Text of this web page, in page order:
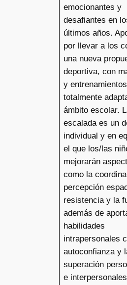
emocionantes y
desafiantes en
últimos años.
por llevar a los
una nueva
deportiva, con
y entrenamientos
totalmente
ámbito escolar.
escalada es un
individual y en
el que los/las
mejorarán
como la
percepción
resistencia y la
además de
habilidades
intrapersonales
autoconfianza y
superación
e